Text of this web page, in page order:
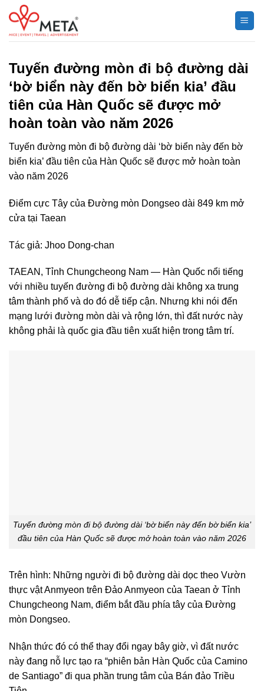
Chuyển
đến
nội
Tuyến đường mòn đi bộ đường dài
‘bờ biển này đến bờ biển kia’ đầu
tiên của Hàn Quốc sẽ được mở
hoàn toàn vào năm 2026
Tuyến đường mòn đi bộ đường dài ‘bờ biển này đến bờ
biển kia’ đầu tiên của Hàn Quốc sẽ được mở hoàn toàn
vào năm 2026
Điểm cực Tây của Đường mòn Dongseo dài 849 km mở
cửa tại Taean
Tác giả: Jhoo Dong-chan
TAEAN, Tỉnh Chungcheong Nam — Hàn Quốc nổi tiếng
với nhiều tuyến đường đi bộ đường dài không xa trung
tâm thành phố và do đó dễ tiếp cận. Nhưng khi nói đến
mạng lưới đường mòn dài và rộng lớn, thì đất nước này
không phải là quốc gia đầu tiên xuất hiện trong tâm trí.
Tuyến đường mòn đi bộ đường dài ‘bờ biển này đến bờ biển kia’
đầu tiên của Hàn Quốc sẽ được mở hoàn toàn vào năm 2026
Trên hình: Những người đi bộ đường dài dọc theo Vườn
thực vật Anmyeon trên Đảo Anmyeon của Taean ở Tỉnh
Chungcheong Nam, điểm bắt đầu phía tây của Đường
mòn Dongseo.
Nhận thức đó có thể thay đổi ngay bây giờ, vì đất nước
này đang nỗ lực tạo ra “phiên bản Hàn Quốc của Camino
de Santiago” đi qua phần trung tâm của Bán đảo Triều